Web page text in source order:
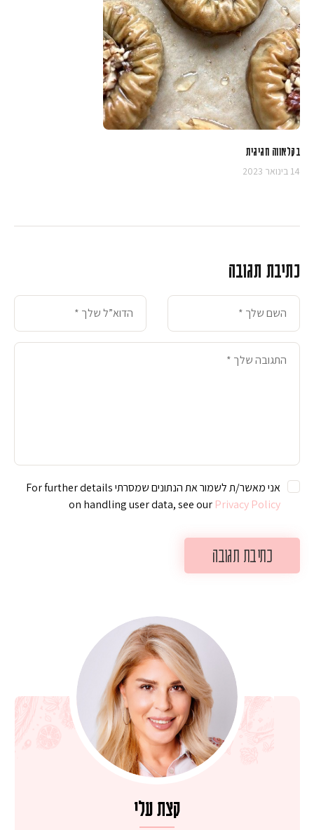
בקלאווה חגיגית
14 בינואר 2023
כתיבת תגובה
אני מאשר/ת לשמור את הנתונים שמסרתי For further details
on handling user data, see our Privacy Policy
קצת עלי